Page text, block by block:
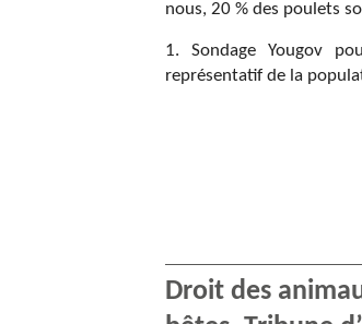
nous, 20 % des poulets
1. Sondage Yougov
représentatif de la
Droit des